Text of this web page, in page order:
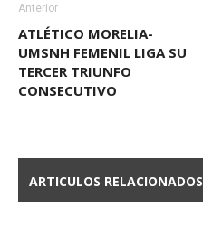
Anterior
ATLÉTICO MORELIA-
UMSNH FEMENIL LIGA SU
TERCER TRIUNFO
CONSECUTIVO
ARTICULOS RELACIONADOS